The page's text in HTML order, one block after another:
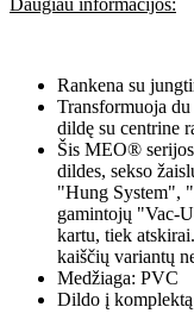
Daugiau informacijos:
Rankena su
Transformuoja
dildę su centrine
Šis MEO®
dildes, sekso
"Hung System",
gamintojų "Vac-
kartu, tiek
kaiščių variantų
Medžiaga: PVC
Dildo į komplektą